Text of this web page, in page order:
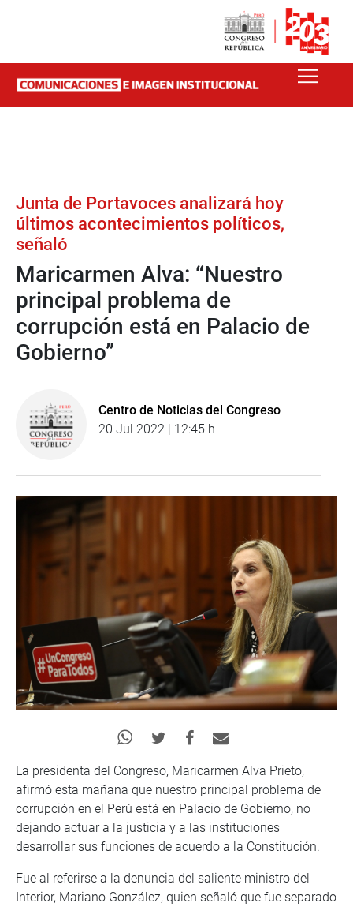
Junta de Portavoces analizará hoy
últimos acontecimientos políticos,
señaló
Maricarmen Alva: “Nuestro
principal problema de
corrupción está en Palacio de
Gobierno”
Centro de Noticias del Congreso
20 Jul 2022 | 12:45 h
La presidenta del Congreso, Maricarmen Alva Prieto,
afirmó esta mañana que nuestro principal problema de
corrupción en el Perú está en Palacio de Gobierno, no
dejando actuar a la justicia y a las instituciones
desarrollar sus funciones de acuerdo a la Constitución.
Fue al referirse a la denuncia del saliente ministro del
Interior, Mariano González, quien señaló que fue separado